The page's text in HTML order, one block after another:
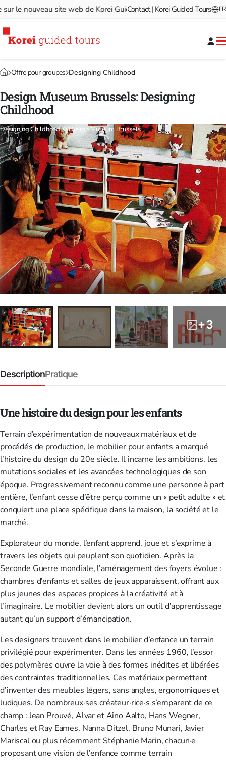
le nouveau site web de Korei Guided Tours! Bienvenue sur
Contact | Korei Guided Tours FR
Offre pour groupes Designing Childhood
Design Museum Brussels: Designing
Childhood
+ 3
Designing Childhood © Design Museum Brussels
DescriptionPratique
Une histoire du design pour les enfants
Terrain d’expérimentation de nouveaux matériaux et de
procédés de production, le mobilier pour enfants a marqué
l’histoire du design du 20e siècle. Il incarne les ambitions, les
mutations sociales et les avancées technologiques de son
époque. Progressivement reconnu comme une personne à part
entière, l’enfant cesse d’être perçu comme un « petit adulte » et
conquiert une place spécifique dans la maison, la société et le
marché.
Explorateur du monde, l’enfant apprend, joue et s’exprime à
travers les objets qui peuplent son quotidien. Après la
Seconde Guerre mondiale, l’aménagement des foyers évolue :
chambres d’enfants et salles de jeux apparaissent, offrant aux
plus jeunes des espaces propices à la créativité et à
l’imaginaire. Le mobilier devient alors un outil d’apprentissage
autant qu’un support d’émancipation.
Les designers trouvent dans le mobilier d’enfance un terrain
privilégié pour expérimenter. Dans les années 1960, l’essor
des polymères ouvre la voie à des formes inédites et libérées
des contraintes traditionnelles. Ces matériaux permettent
d’inventer des meubles légers, sans angles, ergonomiques et
ludiques. De nombreux·ses créateur·rice·s s’emparent de ce
champ : Jean Prouvé, Alvar et Aino Aalto, Hans Wegner,
Charles et Ray Eames, Nanna Ditzel, Bruno Munari, Javier
Mariscal ou plus récemment Stéphanie Marin, chacun·e
proposant une vision de l’enfance comme terrain